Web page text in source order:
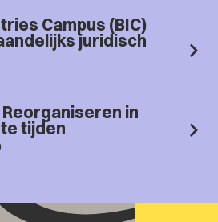
Campus (BIC)
juridisch
in
tijden